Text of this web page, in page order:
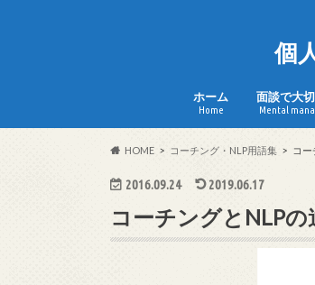
個
ホーム
Home
面談で大
Mental
HOME コーチング・NLP用語集 コー
2016.09.24 2019.06.17
コーチングとNLPの